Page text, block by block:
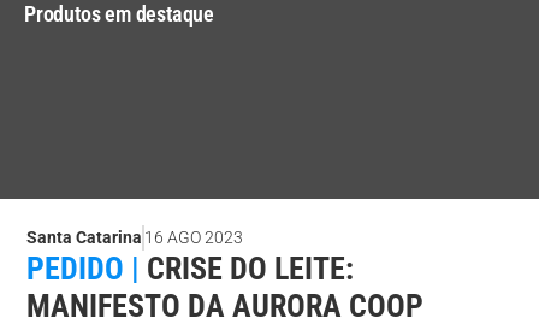
Produtos em destaque
Santa Catarina 16 AGO 2023
PEDIDO | CRISE DO LEITE:
MANIFESTO DA AURORA COOP